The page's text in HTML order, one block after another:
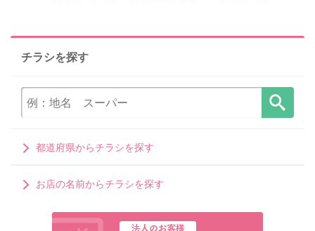
チラシを探す
都道府県からチラシを探す
お店の名前からチラシを探す